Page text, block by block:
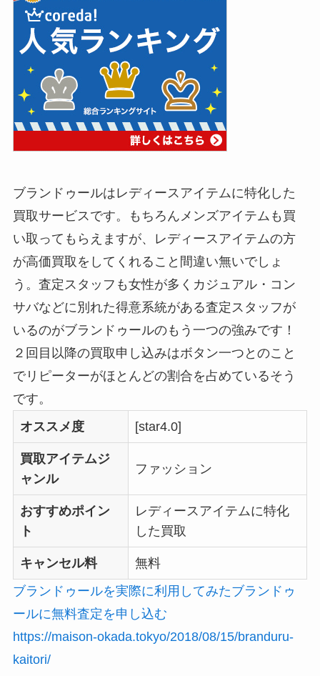
ブランドゥールはレディースアイテムに特化した
買取サービスです。もちろんメンズアイテムも買
い取ってもらえますが、レディースアイテムの方
が高価買取をしてくれること間違い無いでしょ
う。査定スタッフも女性が多くカジュアル・コン
サバなどに別れた得意系統がある査定スタッフが
いるのがブランドゥールのもう一つの強みです！
２回目以降の買取申し込みはボタン一つとのこと
でリピーターがほとんどの割合を占めているそう
です。
オススメ度
[star4.0]
買取アイテムジ
ャンル
ファッション
おすすめポイン
ト
レディースアイテムに特化
した買取
キャンセル料
無料
ブランドゥールを実際に利用してみたブランドゥ
ールに無料査定を申し込む
https://maison-okada.tokyo/2018/08/15/branduru-
kaitori/